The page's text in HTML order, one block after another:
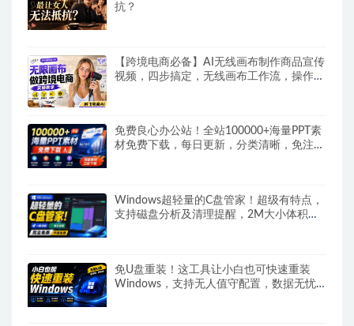
抗？
【跨境电商必备】AI无线画布制作商品宣传
视频，四步搞定，无线画布工作流，操作简
免费良心办公站！全站100000+海量PPT素
材免费下载，每日更新，分类清晰，免注册
Windows超轻量的C盘管家！超级有特点，
支持磁盘分析及清理提醒，2M大小体积，
免U盘重装！这工具让小白也可快速重装
Windows，支持无人值守配置，数据无忧